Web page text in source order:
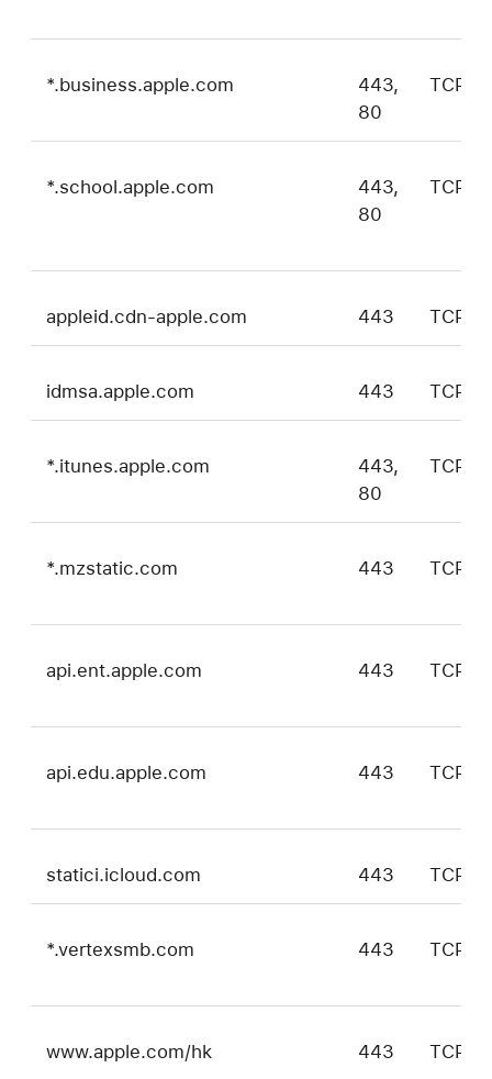
*.business.apple.com
443,
80
TCP
*.school.apple.com
443,
80
TCP
appleid.cdn-apple.com 443 TCP
idmsa.apple.com 443 TCP
*.itunes.apple.com
443,
80
TCP
*.mzstatic.com 443 TCP
api.ent.apple.com 443 TCP
api.edu.apple.com 443 TCP
statici.icloud.com 443 TCP
*.vertexsmb.com 443 TCP
www.apple.com/hk 443 TCP